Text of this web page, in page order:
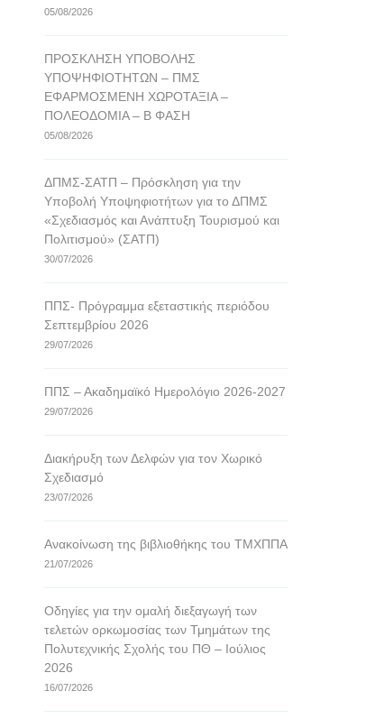
05/08/2026
ΠΡΟΣΚΛΗΣΗ ΥΠΟΒΟΛΗΣ
ΥΠΟΨΗΦΙΟΤΗΤΩΝ – ΠΜΣ
ΕΦΑΡΜΟΣΜΕΝΗ ΧΩΡΟΤΑΞΙΑ –
ΠΟΛΕΟΔΟΜΙΑ – Β ΦΑΣΗ
05/08/2026
ΔΠΜΣ-ΣΑΤΠ – Πρόσκληση για την
Υποβολή Υποψηφιοτήτων για το ΔΠΜΣ
«Σχεδιασμός και Ανάπτυξη Τουρισμού και
Πολιτισμού» (ΣΑΤΠ)
30/07/2026
ΠΠΣ- Πρόγραμμα εξεταστικής περιόδου
Σεπτεμβρίου 2026
29/07/2026
ΠΠΣ – Ακαδημαϊκό Ημερολόγιο 2026-2027
29/07/2026
Διακήρυξη των Δελφών για τον Χωρικό
Σχεδιασμό
23/07/2026
Ανακοίνωση της βιβλιοθήκης του ΤΜΧΠΠΑ
21/07/2026
Οδηγίες για την ομαλή διεξαγωγή των
τελετών ορκωμοσίας των Τμημάτων της
Πολυτεχνικής Σχολής του ΠΘ – Ιούλιος
2026
16/07/2026